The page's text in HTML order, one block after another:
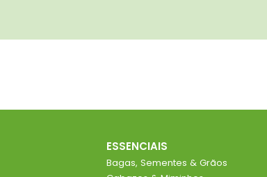
ESSENCIAIS
Bagas, Sementes & Grãos